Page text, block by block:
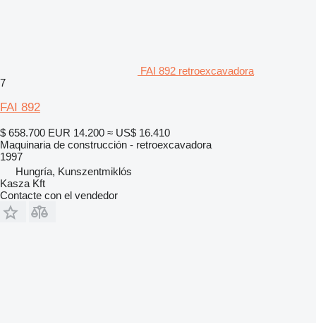
FAI 892 retroexcavadora
7
FAI 892
$ 658.700 EUR 14.200 ≈ US$ 16.410
Maquinaria de construcción - retroexcavadora
1997
Hungría, Kunszentmiklós
Kasza Kft
Contacte con el vendedor